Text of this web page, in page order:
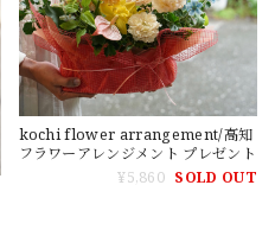
kochi flower arrangement/高知
フラワーアレンジメント プレゼント
¥5,860 SOLD OUT